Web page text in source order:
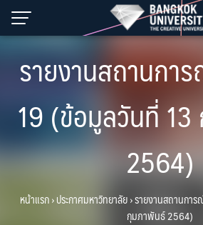
Skip
รายงานสถานกา
19 (ข้อมูลวันที่
2564)
หน้าแรก›ประกาศมหาวิทยาลัย›รายงานสถานการ
กุมภาพันธ์ 2564)